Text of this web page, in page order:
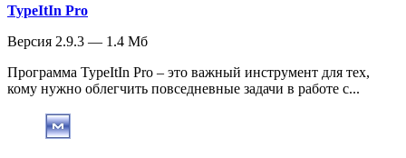
TypeItIn Pro
Версия 2.9.3 — 1.4 Мб
Программа TypeItIn Pro – это важный инструмент для тех,
кому нужно облегчить повседневные задачи в работе с...